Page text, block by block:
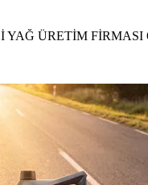
ÜRETİM